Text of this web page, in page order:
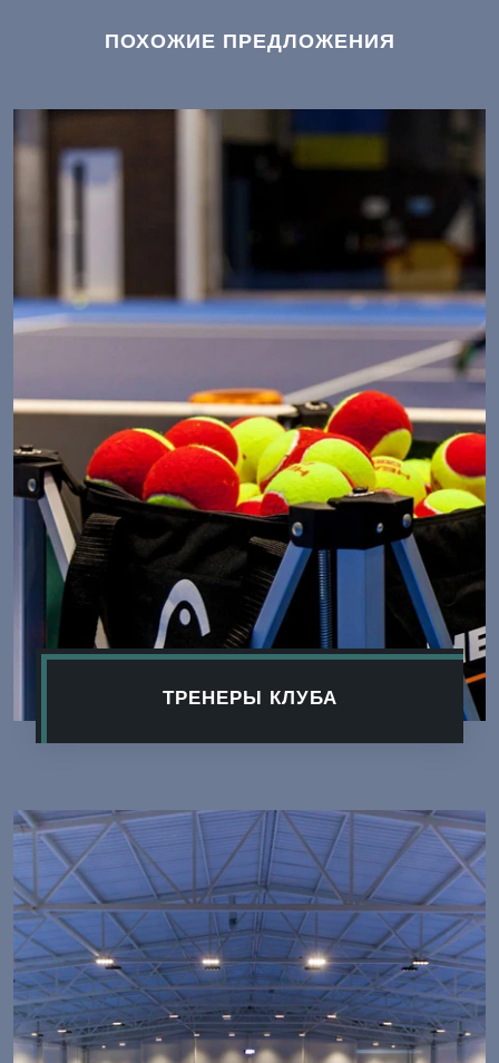
ПОХОЖИЕ ПРЕДЛОЖЕНИЯ
ТРЕНЕРЫ КЛУБА